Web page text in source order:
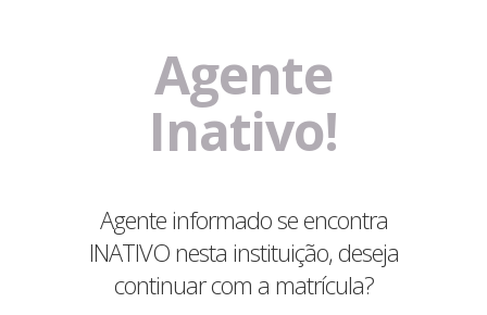
Agente
Inativo!
Agente informado se encontra
INATIVO nesta instituição, deseja
continuar com a matrícula?